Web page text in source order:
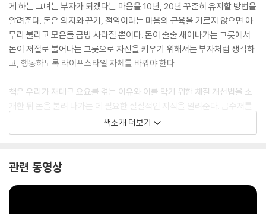
게 하는 그녀는 부자가 되겠다는 마음을 10년, 20년 꾸준히 유지할 방법을
알려준다. 돈은 의지와 끈기, 절약이라는 마음의 근육을 기르지 않으면 아
무리 불리고 모은들 금방 사라질 뿐이다. 돈이 술술 새어나가는 그릇에서
돈이 저절로 불어나는 그릇으로 자신을 키우기 위해서는 부자처럼 생각하
고, 행동하도록 라이프스타일 자체를 바꿔야 한다.
책은 우리가 재테크 요요를 겪는 이유와 이를 막기 위한 체질 개선법을 소
개한 뒤 돈을 불려 나가는 데 필요한 실질적인 지식을 알려준다. 금수저를
물고 태어나지 않은 이상 단번에 부자의 꿈을 이루기는 쉽지 않다. 이런 현
실에서 머리가 아닌 몸으로 익히는 재테크 방법은 부를 쌓을 수 있는 가장
책소개 더보기
관련 동영상